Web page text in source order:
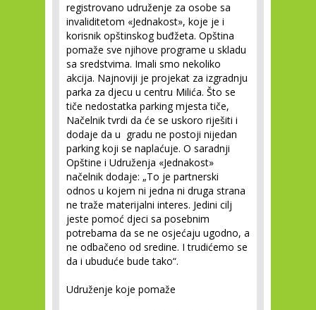
registrovano udruženje za osobe sa
invaliditetom «Jednakost», koje je i
korisnik opštinskog buđžeta. Opština
pomaže sve njihove programe u skladu
sa sredstvima. Imali smo nekoliko
akcija. Najnoviji je projekat za izgradnju
parka za djecu u centru Milića. Što se
tiče nedostatka parking mjesta tiče,
Načelnik tvrdi da će se uskoro riješiti i
dodaje da u gradu ne postoji nijedan
parking koji se naplaćuje. O saradnji
Opštine i Udruženja «Jednakost»
načelnik dodaje: „To je partnerski
odnos u kojem ni jedna ni druga strana
ne traže materijalni interes. Jedini cilj
jeste pomoć djeci sa posebnim
potrebama da se ne osjećaju ugodno, a
ne odbačeno od sredine. I trudićemo se
da i ubuduće bude tako“.
Udruženje koje pomaže